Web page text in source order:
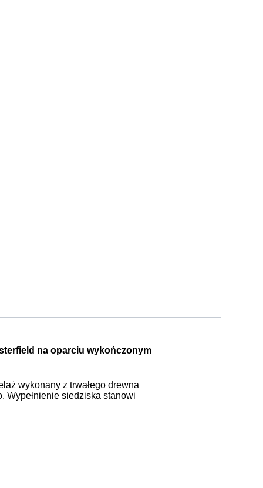
na oparciu wykończonym
wykonany z trwałego drewna
Wypełnienie siedziska stanowi